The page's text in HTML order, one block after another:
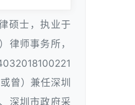
硕士，执业于
律师事务所，
曾）兼任深圳
深圳市政府采